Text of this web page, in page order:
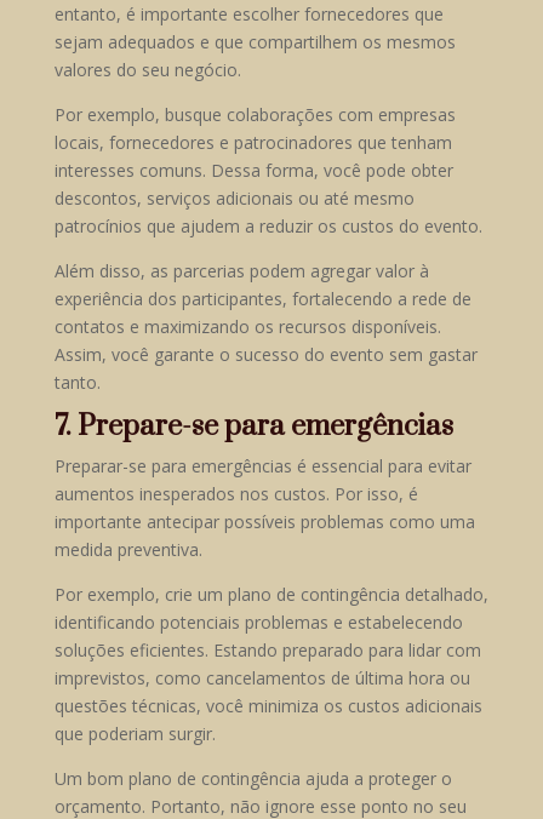
entanto, é importante escolher fornecedores que
sejam adequados e que compartilhem os mesmos
valores do seu negócio.
Por exemplo, busque colaborações com empresas
locais, fornecedores e patrocinadores que tenham
interesses comuns. Dessa forma, você pode obter
descontos, serviços adicionais ou até mesmo
patrocínios que ajudem a reduzir os custos do evento.
Além disso, as parcerias podem agregar valor à
experiência dos participantes, fortalecendo a rede de
contatos e maximizando os recursos disponíveis.
Assim, você garante o sucesso do evento sem gastar
tanto.
7. Prepare-se para emergências
Preparar-se para emergências é essencial para evitar
aumentos inesperados nos custos. Por isso, é
importante antecipar possíveis problemas como uma
medida preventiva.
Por exemplo, crie um plano de contingência detalhado,
identificando potenciais problemas e estabelecendo
soluções eficientes. Estando preparado para lidar com
imprevistos, como cancelamentos de última hora ou
questões técnicas, você minimiza os custos adicionais
que poderiam surgir.
Um bom plano de contingência ajuda a proteger o
orçamento. Portanto, não ignore esse ponto no seu